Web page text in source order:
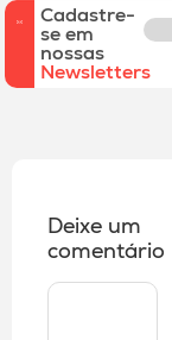
Cadastre-
se em
nossas
Newsletters
Deixe um
comentário